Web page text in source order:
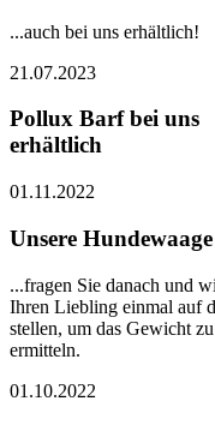
...auch bei uns erhältlich!
21.07.2023
Pollux Barf bei uns
erhältlich
01.11.2022
Unsere Hundewaage
...fragen Sie danach und
Ihren Liebling einmal auf
stellen, um das Gewicht zu
ermitteln.
01.10.2022